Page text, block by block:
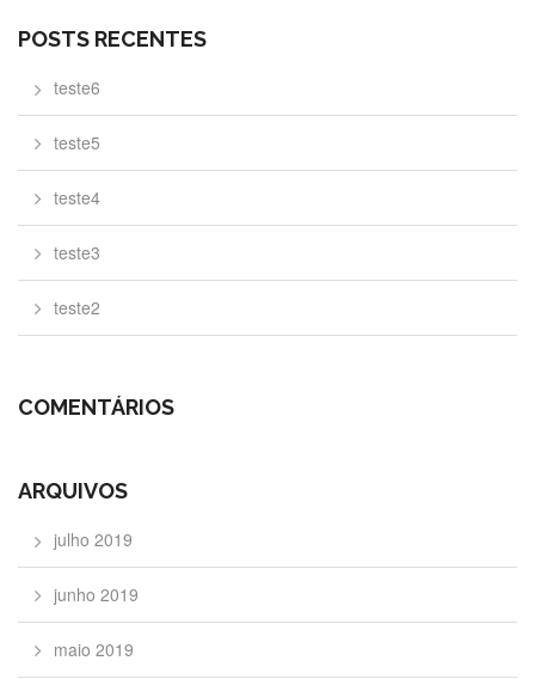
POSTS RECENTES
teste6
teste5
teste4
teste3
teste2
COMENTÁRIOS
ARQUIVOS
julho 2019
junho 2019
maio 2019